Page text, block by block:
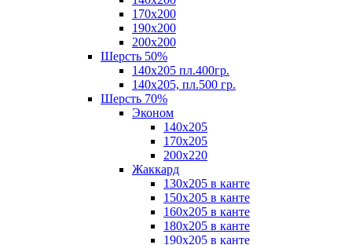
170х200
190х200
200х200
Шерсть 50%
140х205 пл.400гр.
140х205, пл.500 гр.
Шерсть 70%
Эконом
140х205
170х205
200х220
Жаккард
130х205 в канте
150х205 в канте
160х205 в канте
180х205 в канте
190х205 в канте